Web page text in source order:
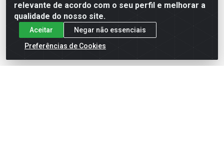
relevante de acordo com o seu perfil e melhorar a
qualidade do nosso site.
Aceitar
Negar não essenciais
Preferências de Cookies